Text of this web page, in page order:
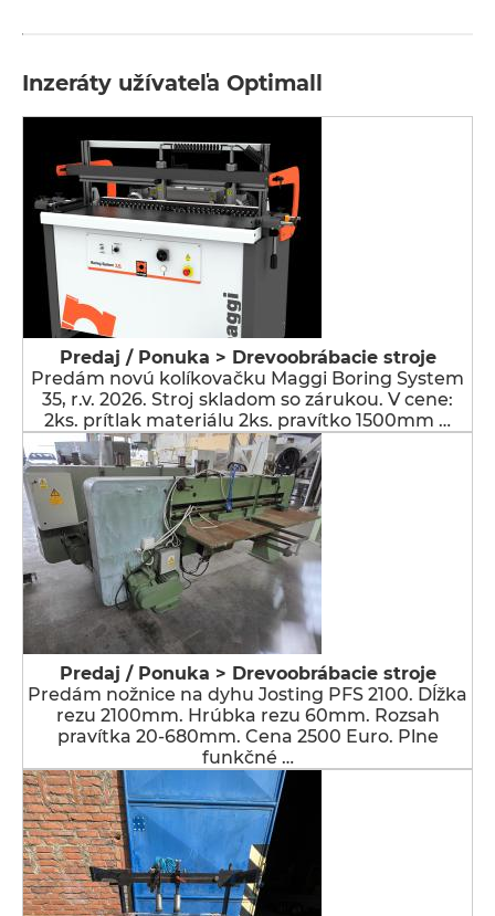
Inzeráty užívateľa Optimall
Predaj / Ponuka > Drevoobrábacie stroje
Predám novú kolíkovačku Maggi Boring System
35, r.v. 2026. Stroj skladom so zárukou. V cene:
2ks. prítlak materiálu 2ks. pravítko 1500mm …
Predaj / Ponuka > Drevoobrábacie stroje
Predám nožnice na dyhu Josting PFS 2100. Dĺžka
rezu 2100mm. Hrúbka rezu 60mm. Rozsah
pravítka 20-680mm. Cena 2500 Euro. Plne
funkčné …